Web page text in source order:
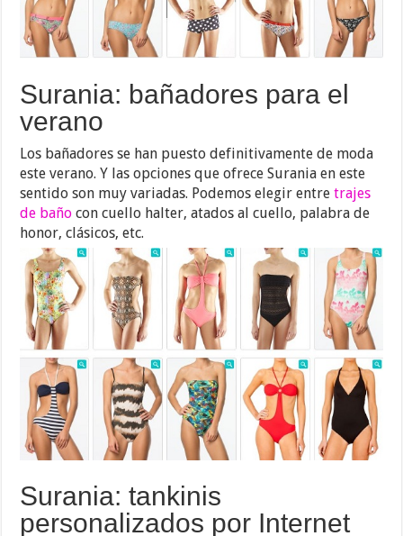
Surania: bañadores para el
verano
Los bañadores se han puesto definitivamente de moda
este verano. Y las opciones que ofrece Surania en este
sentido son muy variadas. Podemos elegir entretrajes
de baño con cuello halter, atados al cuello, palabra de
honor, clásicos, etc.
Surania: tankinis
personalizados por Internet